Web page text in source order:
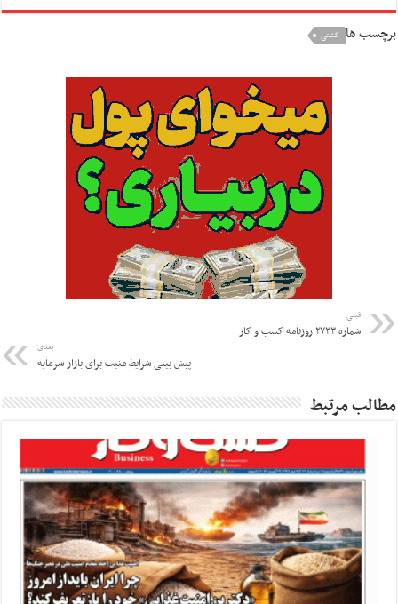
برچسب ها کشتی
قبلی
شماره ۲۷۳۳ روزنامه کسب و کار
بعدی
پیش بینی شرایط مثبت برای بازار سرمایه
مطالب مرتبط